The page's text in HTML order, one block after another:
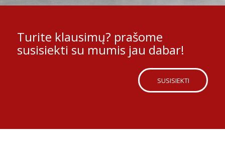
Turite klausimų? prašome
susisiekti su mumis jau dabar!
SUSISIEKTI